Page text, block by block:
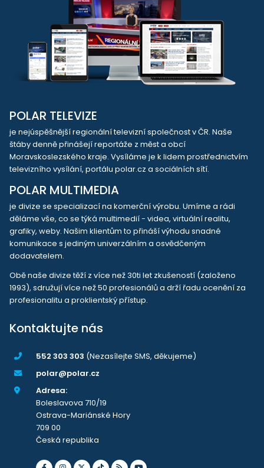
POLAR TELEVIZE
je nejúspěšnější regionální televizní společnost v ČR. Naše
štáby denně přinášejí reportáže z měst a obcí
Moravskoslezského kraje. Vysíláme je k lidem prostřednictvím
televizního vysílání, portálu polar.cz a sociálních sítí.
POLAR MULTIMEDIA
je divize se specializací na komerční výrobu. Umíme a rádi
děláme vše, co se týká multimedií - videa, virtuální realitu,
grafiky, weby. Našim klientům to přináší výhodu snadné
komunikace s jediným univerzálním a osvědčeným
dodavatelem.
Obě naše divize těží z více než 30ti let zkušeností (založeno
1993), sdružují více než 50 profesionálů a drží řadu ocenění za
profesionalitu a proklientský přístup.
Kontaktujte nás
552 303 303 (Nezasílejte SMS, děkujeme)
polar@polar.cz
Adresa:
Boleslavova 710/19
Ostrava-Mariánské Hory
709 00
Česká republika